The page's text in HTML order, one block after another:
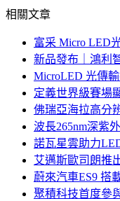
相關文章
富采 Micro LED
新品發布｜鴻利
MicroLED 光傳
定義世界級賽場
佛瑞亞海拉高分
波長265nm深紫
諾瓦星雲助力
艾邁斯歐司朗推
蔚來汽車ES9 搭
聚積科技首度參